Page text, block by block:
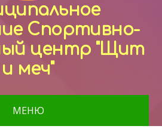
Спортивно-
центр "Щит
и меч"
МЕНЮ